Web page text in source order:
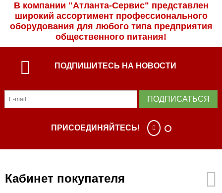
В компании "Атланта-Сервис" представлен
широкий ассортимент профессиональ­ного
оборудования для любого типа предприятия
общественного питания!
ПОДПИШИТЕСЬ НА НОВОСТИ
ПОДПИСАТЬСЯ
ПРИСОЕДИНЯЙТЕСЬ!
Кабинет покупателя